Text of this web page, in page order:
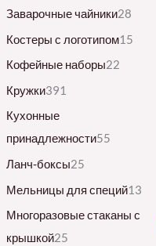
Заварочные чайники28
Костеры с логотипом15
Кофейные наборы22
Кружки391
Кухонные
принадлежности55
Ланч-боксы25
Мельницы для специй13
Многоразовые стаканы с
крышкой25